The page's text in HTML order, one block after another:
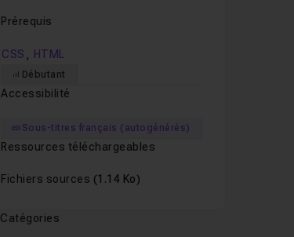
Prérequis
CSS , HTML
Débutant
Accessibilité
Sous-titres français (autogénérés)
Ressources téléchargeables
Fichiers sources (1.14 Ko)
Catégories